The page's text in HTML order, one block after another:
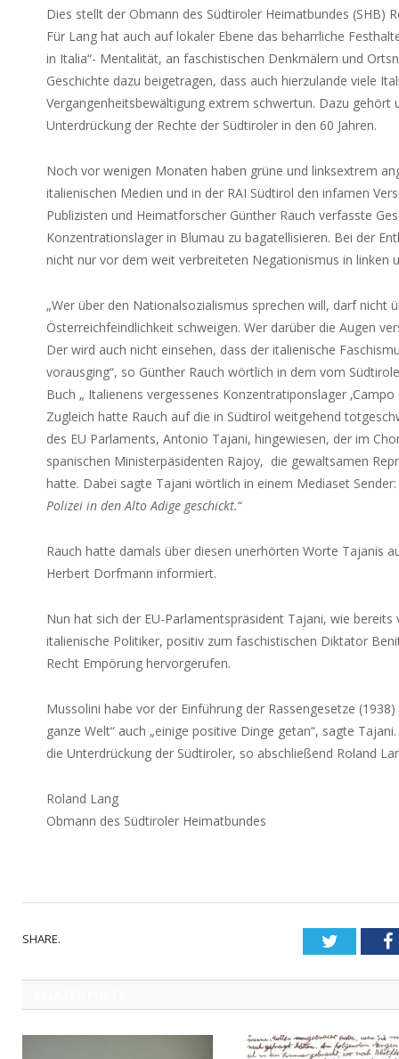
Dies stellt der Obmann des Südtiroler Heimatbundes (SHB)
Für Lang hat auch auf lokaler Ebene das beharrliche
in Italia“- Mentalität, an faschistischen Denkmälern und
Geschichte dazu beigetragen, dass auch hierzulande viele
Vergangenheitsbewältigung extrem schwertun. Dazu gehört
Unterdrückung der Rechte der Südtiroler in den 60 Jahren.
Noch vor wenigen Monaten haben grüne und linksextrem
italienischen Medien und in der RAI Südtirol den infamen
Publizisten und Heimatforscher Günther Rauch verfasste
Konzentrationslager in Blumau zu bagatellisieren. Bei der
nicht nur vor dem weit verbreiteten Negationismus in linken
„Wer über den Nationalsozialismus sprechen will, darf nicht
Österreichfeindlichkeit schweigen. Wer darüber die Augen
Der wird auch nicht einsehen, dass der italienische
vorausging“, so Günther Rauch wörtlich in dem vom
Buch „ Italienens vergessenes Konzentratiponslager ‚Campo
Zugleich hatte Rauch auf die in Südtirol weitgehend
des EU Parlaments, Antonio Tajani, hingewiesen, der im
spanischen Ministerpäsidenten Rajoy, die gewaltsamen
hatte. Dabei sagte Tajani wörtlich in einem Mediaset Sender:
Polizei in den Alto Adige geschickt.“
Rauch hatte damals über diesen unerhörten Worte Tajanis
Herbert Dorfmann informiert.
Nun hat sich der EU-Parlamentspräsident Tajani, wie
italienische Politiker, positiv zum faschistischen Diktator
Recht Empörung hervorgerufen.
Mussolini habe vor der Einführung der Rassengesetze
ganze Welt“ auch „einige positive Dinge getan“, sagte
die Unterdrückung der Südtiroler, so abschließend Roland
Roland Lang
Obmann des Südtiroler Heimatbundes
SHARE. Twitter